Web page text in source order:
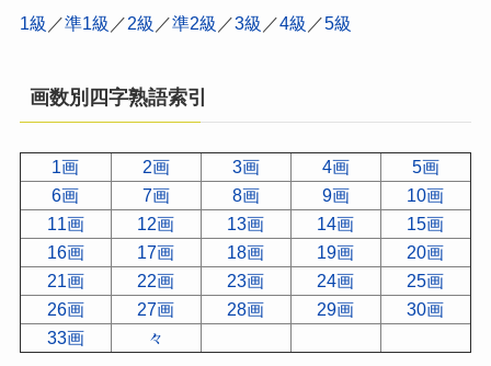
1級 ／準1級 ／2級 ／準2級 ／3級 ／4級 ／5級
画数別四字熟語索引
1画 2画 3画 4画
5画
6画
7画 8画 9画
10画
11画
12画 13画 14画
15画
16画
17画 18画 19画
20画
21画
22画 23画 24画
25画
26画
27画 28画 29画
30画
33画
々